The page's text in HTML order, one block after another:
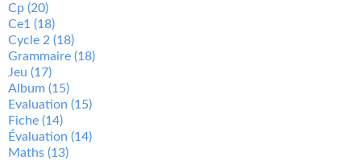
Cp (20)
Ce1 (18)
Cycle 2 (18)
Grammaire (18)
Jeu (17)
Album (15)
Evaluation (15)
Fiche (14)
Évaluation (14)
Maths (13)